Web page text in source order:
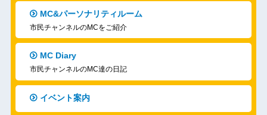
MC&パーソナリティルーム
市民チャンネルのMCをご紹介
MC Diary
市民チャンネルのMC達の日記
イベント案内